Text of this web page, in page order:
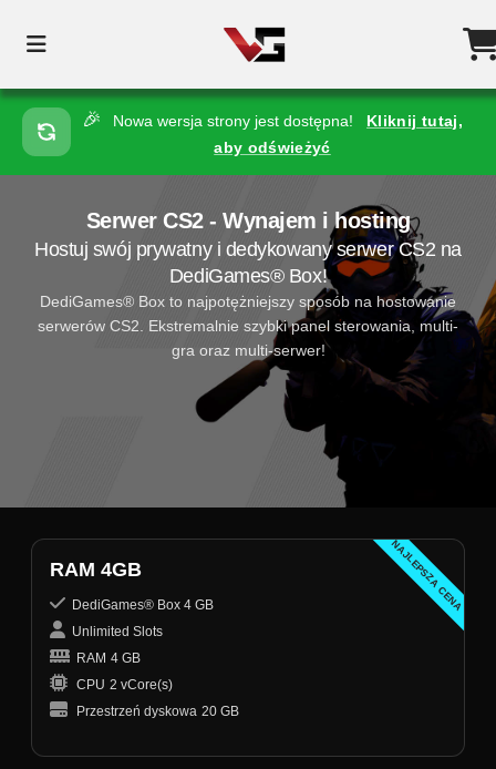
🎉 Nowa wersja strony jest dostępna!
Kliknij tutaj,
aby odświeżyć
Serwer CS2 - Wynajem i hosting
Hostuj swój prywatny i dedykowany serwer CS2 na
DediGames® Box!
DediGames® Box to najpotężniejszy sposób na hostowanie
serwerów CS2. Ekstremalnie szybki panel sterowania, multi-
gra oraz multi-serwer!
NAJLEPSZA CENA
RAM 4GB
DediGames® Box 4 GB
Unlimited Slots
RAM 4 GB
CPU 2 vCore(s)
Przestrzeń dyskowa 20 GB